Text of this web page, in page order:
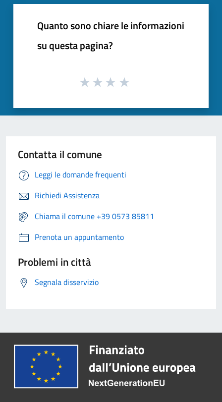
Quanto sono chiare le informazioni
su questa pagina?
Contatta il comune
Leggi le domande frequenti
Richiedi Assistenza
Chiama il comune +39 0573 85811
Prenota un appuntamento
Problemi in città
Segnala disservizio